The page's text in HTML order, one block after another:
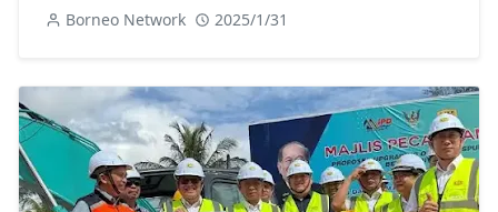
Borneo Network 2025/1/31